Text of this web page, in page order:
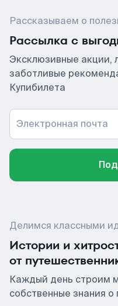
Рассказываем о
Рассылка с
Эксклюзивные акции,
заботливые
Купибилета
Электронная почта
Делимся классными
Истории и
от
Каждый день строим
собственные знания о